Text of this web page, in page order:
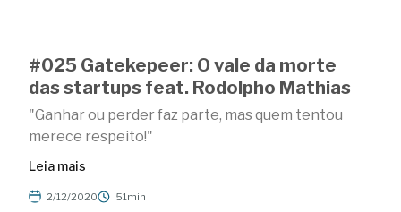
#025 Gatekepeer: O vale da morte
das startups feat. Rodolpho Mathias
"Ganhar ou perder faz parte, mas quem tentou
merece respeito!"
Leia mais
2/12/2020 51min